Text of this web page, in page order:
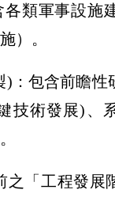
類軍事設施
）。
)：包含前瞻性
技術發展)、
之「工程發展